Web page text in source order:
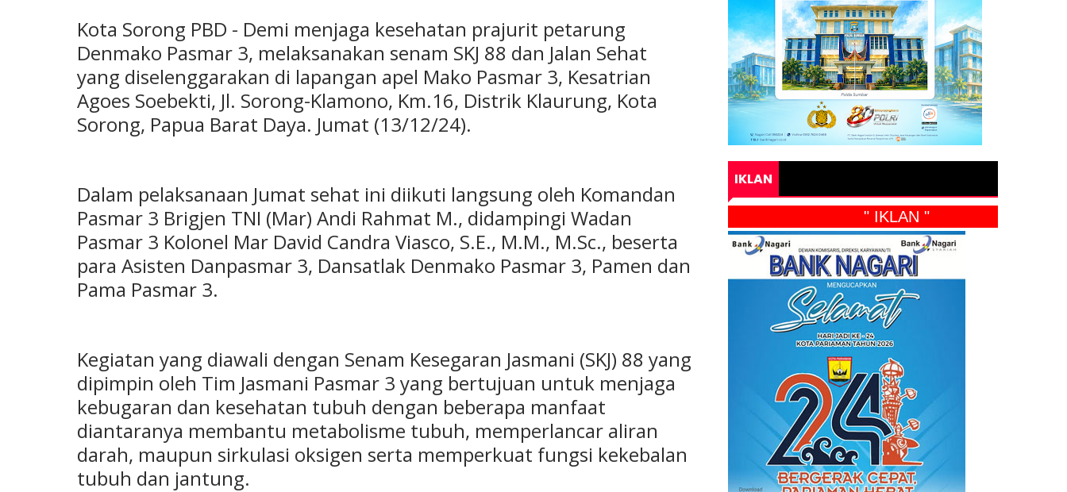
Kota Sorong PBD - Demi menjaga kesehatan prajurit petarung
Denmako Pasmar 3, melaksanakan senam SKJ 88 dan Jalan Sehat
yang diselenggarakan di lapangan apel Mako Pasmar 3, Kesatrian
Agoes Soebekti, Jl. Sorong-Klamono, Km.16, Distrik Klaurung, Kota
Sorong, Papua Barat Daya. Jumat (13/12/24).
Dalam pelaksanaan Jumat sehat ini diikuti langsung oleh Komandan
Pasmar 3 Brigjen TNI (Mar) Andi Rahmat M., didampingi Wadan
Pasmar 3 Kolonel Mar David Candra Viasco, S.E., M.M., M.Sc., beserta
para Asisten Danpasmar 3, Dansatlak Denmako Pasmar 3, Pamen dan
Pama Pasmar 3.
Kegiatan yang diawali dengan Senam Kesegaran Jasmani (SKJ) 88 yang
dipimpin oleh Tim Jasmani Pasmar 3 yang bertujuan untuk menjaga
kebugaran dan kesehatan tubuh dengan beberapa manfaat
diantaranya membantu metabolisme tubuh, memperlancar aliran
darah, maupun sirkulasi oksigen serta memperkuat fungsi kekebalan
tubuh dan jantung.
IKLAN
" IKLAN "